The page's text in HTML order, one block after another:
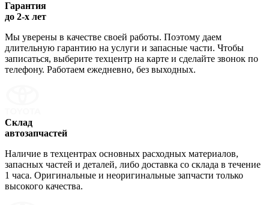
Гарантия
до 2-х лет
Мы уверены в качестве своей работы. Поэтому даем
длительную гарантию на услуги и запасные части. Чтобы
записаться, выберите техцентр на карте и сделайте звонок по
телефону. Работаем ежедневно, без выходных.
Склад
автозапчастей
Наличие в техцентрах основных расходных материалов,
запасных частей и деталей, либо доставка со склада в течение
1 часа. Оригинальные и неоригинальные запчасти только
высокого качества.